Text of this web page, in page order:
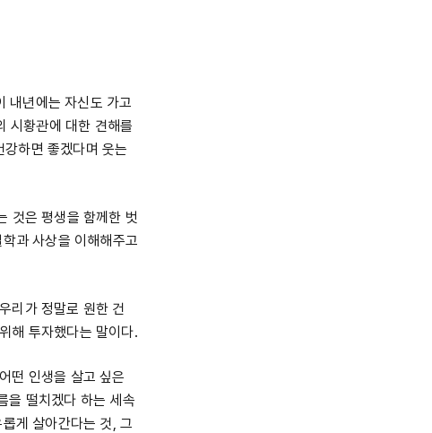
내년에는 자신도 가고
시황관에 대한 견해를
하면 좋겠다며 웃는
것은 평생을 함께한 벗
과 사상을 이해해주고
리가 정말로 원한 건
해 투자했다는 말이다.
떤 인생을 살고 싶은
을 떨치겠다 하는 세속
게 살아간다는 것, 그